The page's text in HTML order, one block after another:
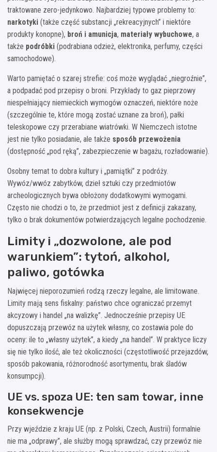
traktowane zero-jedynkowo. Najbardziej typowe problemy to:
narkotyki (także część substancji „rekreacyjnych” i niektóre
produkty konopne), broń i amunicja, materiały wybuchowe, a
także podróbki (podrabiana odzież, elektronika, perfumy, części
samochodowe).
Warto pamiętać o szarej strefie: coś może wyglądać „niegroźnie”,
a podpadać pod przepisy o broni. Przykłady to gaz pieprzowy
niespełniający niemieckich wymogów oznaczeń, niektóre noże
(szczególnie te, które mogą zostać uznane za broń), pałki
teleskopowe czy przerabiane wiatrówki. W Niemczech istotne
jest nie tylko posiadanie, ale także sposób przewożenia
(dostępność „pod ręką”, zabezpieczenie w bagażu, rozładowanie).
Osobny temat to dobra kultury i „pamiątki” z podróży.
Wywóz/wwóz zabytków, dzieł sztuki czy przedmiotów
archeologicznych bywa obłożony dodatkowymi wymogami.
Często nie chodzi o to, że przedmiot jest z definicji zakazany,
tylko o brak dokumentów potwierdzających legalne pochodzenie.
Limity i „dozwolone, ale pod
warunkiem”: tytoń, alkohol,
paliwo, gotówka
Najwięcej nieporozumień rodzą rzeczy legalne, ale limitowane.
Limity mają sens fiskalny: państwo chce ograniczać przemyt
akcyzowy i handel „na walizkę”. Jednocześnie przepisy UE
dopuszczają przewóz na użytek własny, co zostawia pole do
oceny: ile to „własny użytek”, a kiedy „na handel”. W praktyce liczy
się nie tylko ilość, ale też okoliczności (częstotliwość przejazdów,
sposób pakowania, różnorodność asortymentu, brak śladów
konsumpcji).
UE vs. spoza UE: ten sam towar, inne
konsekwencje
Przy wjeździe z kraju UE (np. z Polski, Czech, Austrii) formalnie
nie ma „odprawy”, ale służby mogą sprawdzać, czy przewóz nie